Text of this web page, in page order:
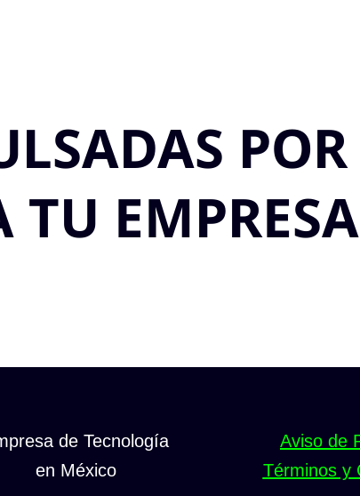
POR
TU EMPRESA
de Tecnología
en México
Aviso de
Términos y